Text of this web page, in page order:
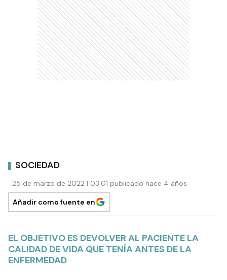
SOCIEDAD
25 de marzo de 2022 | 03:01 publicado hace 4 años
Añadir como fuente en
EL OBJETIVO ES DEVOLVER AL PACIENTE LA
CALIDAD DE VIDA QUE TENÍA ANTES DE LA
ENFERMEDAD